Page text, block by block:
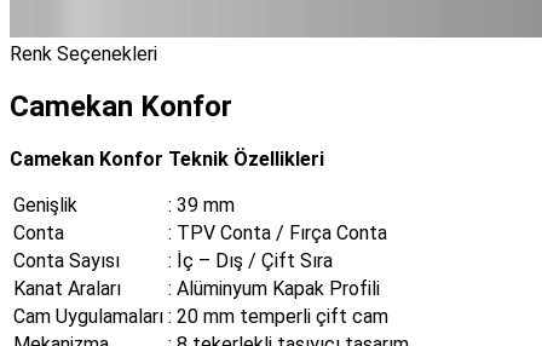
Renk Seçenekleri
Camekan Konfor
Camekan Konfor Teknik Özellikleri
Genişlik
: 39 mm
Conta
: TPV Conta / Fırça Conta
Conta Sayısı
: İç – Dış / Çift Sıra
Kanat Araları
: Alüminyum Kapak Profili
Cam Uygulamaları : 20 mm temperli çift cam